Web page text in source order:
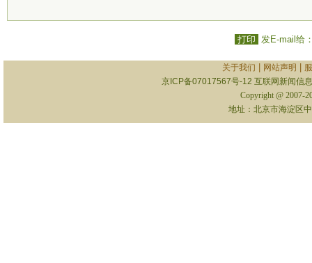
打印 发E-mail给
关于我们 网站声明
京ICP备07017567号-12 互联网新闻信
Copyright @ 2007-
地址：北京市海淀区